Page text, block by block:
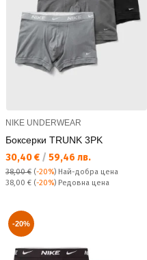
NIKE UNDERWEAR
Боксерки TRUNK 3PK
Текуща цена:
30,40 € / 59,46 лв.
38,00 € (-20%) Най-добра цена
Редовна цена:
38,00 € (-20%) Редовна цена
-20%